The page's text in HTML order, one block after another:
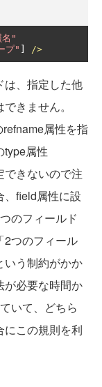
名"
プ" />
、指定した他
きません。
属性を指
type属性
できないので注
、field属性に設
のフィールド
2つのフィール
いう制約がかか
が必要な時間か
いて、どちら
この規則を利